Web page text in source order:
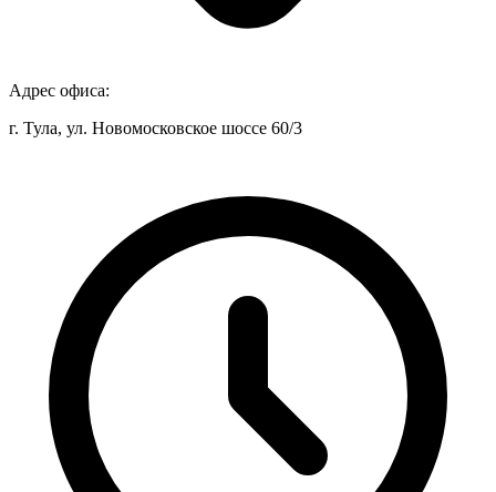
Адрес офиса:
г. Тула, ул. Новомосковское шоссе 60/3